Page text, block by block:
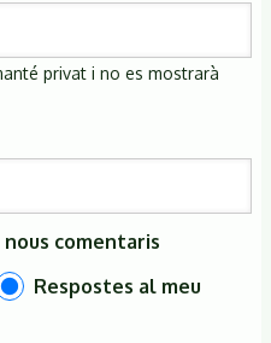
privat i no es mostrarà
comentaris
Respostes al meu